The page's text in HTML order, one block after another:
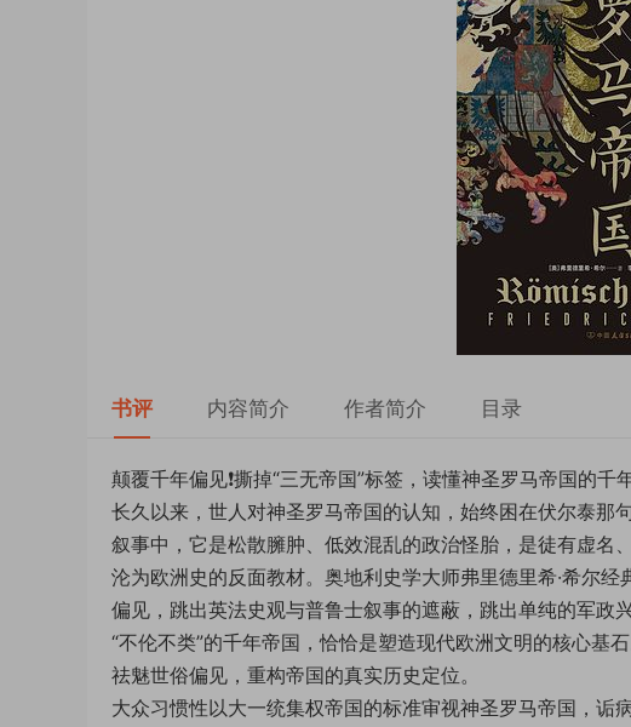
书评 内容简介 作者简介 目录
颠覆千年偏见❗️撕掉“三无帝国”标签，读懂神圣罗马帝国的千
长久以来，世人对神圣罗马帝国的认知，始终困在伏尔泰那
叙事中，它是松散臃肿、低效混乱的政治怪胎，是徒有虚名
沦为欧洲史的反面教材。奥地利史学大师弗里德里希·希尔
偏见，跳出英法史观与普鲁士叙事的遮蔽，跳出单纯的军政
“不伦不类”的千年帝国，恰恰是塑造现代欧洲文明的核心基石
祛魅世俗偏见，重构帝国的真实历史定位。
大众习惯性以大一统集权帝国的标准审视神圣罗马帝国，